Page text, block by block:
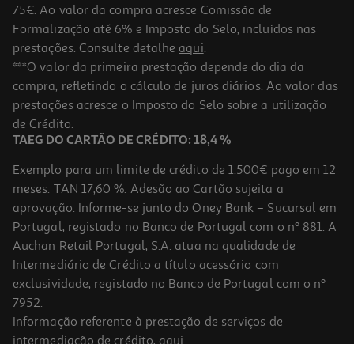
Localizador Cellularline Tracy Tag Ios Lima
14.99 €/un
14,99 €
75€. Ao valor da compra acresce Comissão de
Formalização até 6% e Imposto do Selo, incluídos nas
prestações. Consulte detalhe aqui.
***O valor da primeira prestação depende do dia da
compra, refletindo o cálculo de juros diários. Ao valor das
prestações acresce o Imposto do Selo sobre a utilização
de Crédito.
TAEG DO CARTÃO DE CRÉDITO: 18,4 %
Exemplo para um limite de crédito de 1.500€ pago em 12
meses. TAN 17,60 %. Adesão ao Cartão sujeita a
aprovação. Informe-se junto do Oney Bank – Sucursal em
Portugal, registado no Banco de Portugal com o nº 881. A
Auchan Retail Portugal, S.A. atua na qualidade de
Intermediário de Crédito a título acessório com
exclusividade, registado no Banco de Portugal com o nº
7952.
Informação referente à prestação de serviços de
intermediação de crédito, aqui